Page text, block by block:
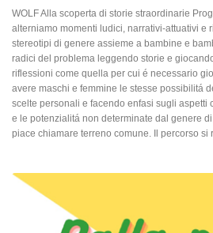
WOLF Alla scoperta di storie straordinarie
alterniamo momenti ludici, narrativi-attuativi e
stereotipi di genere assieme a bambine e
radici del problema leggendo storie e
riflessioni come quella per cui é necessario
avere maschi e femmine le stesse possibilitá
scelte personali e facendo enfasi sugli aspetti
e le potenzialitá non determinate dal genere
piace chiamare terreno comune. Il percorso si